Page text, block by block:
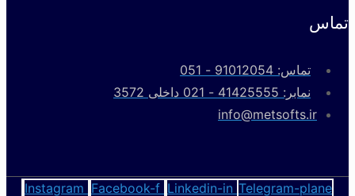
تماس: 91012054 - 051
نمابر: 41425555 - 021 داخلی 3572
info@metsofts.ir
Instagram Facebook-f Linkedin-in Telegram-plane